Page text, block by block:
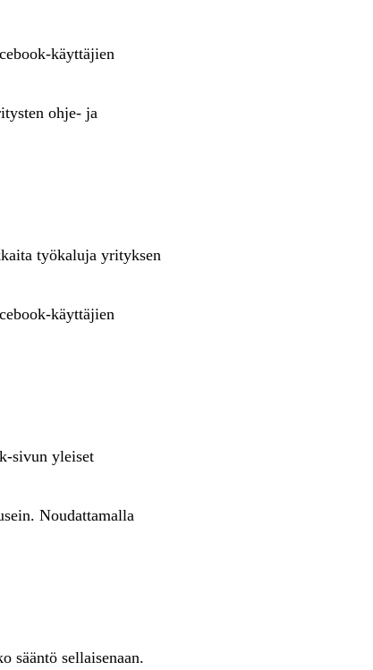
käyttäjien
ohje- ja
työkaluja yrityksen
käyttäjien
sivun yleiset
Noudattamalla
sääntö sellaisenaan.